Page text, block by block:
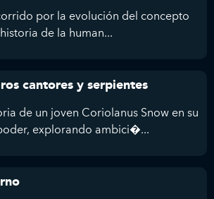
por la evolución del concepto
de la human...
cantores y serpientes
de un joven Coriolanus Snow en su
explorando ambici�...